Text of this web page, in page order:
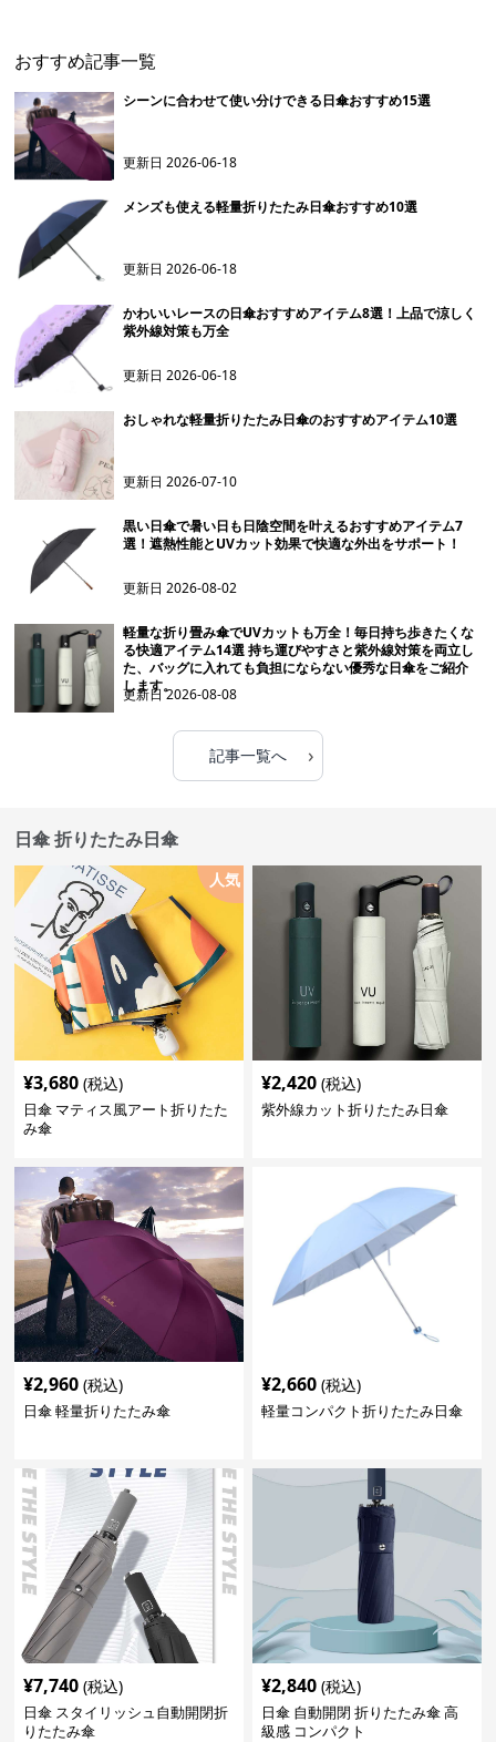
おすすめ記事一覧
シーンに合わせて使い分けできる日傘おすすめ15選
更新日2026-06-18
メンズも使える軽量折りたたみ日傘おすすめ10選
更新日2026-06-18
かわいいレースの日傘おすすめアイテム8選！上品で涼しく
紫外線対策も万全
更新日2026-06-18
おしゃれな軽量折りたたみ日傘のおすすめアイテム10選
更新日2026-07-10
黒い日傘で暑い日も日陰空間を叶えるおすすめアイテム7
選！遮熱性能とUVカット効果で快適な外出をサポート！
更新日2026-08-02
軽量な折り畳み傘でUVカットも万全！毎日持ち歩きたくな
る快適アイテム14選 持ち運びやすさと紫外線対策を両立し
た、バッグに入れても負担にならない優秀な日傘をご紹介
します。
更新日2026-08-08
記事一覧へ ›
日傘 折りたたみ日傘
人気
¥3,680 (税込)
日傘 マティス風アート折りたた
み傘
¥2,420 (税込)
紫外線カット折りたたみ日傘
¥2,960 (税込)
日傘 軽量折りたたみ傘
¥2,660 (税込)
軽量コンパクト折りたたみ日傘
¥7,740 (税込)
日傘 スタイリッシュ自動開閉折
りたたみ傘
¥2,840 (税込)
日傘 自動開閉 折りたたみ傘 高
級感 コンパクト